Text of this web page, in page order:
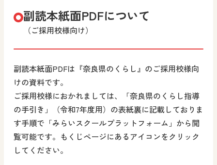
副読本紙面PDFについて
（ご採用校様向け）
副読本紙面PDFは『奈良県のくらし』のご採用校様向
けの資料です。
ご採用校様におかれましては、「奈良県のくらし指導
の手引き」（令和7年度用）の表紙裏に記載しておりま
す手順で「みらいスクールプラットフォーム」から閲
覧可能です。もくじページにあるアイコンをクリック
してください。